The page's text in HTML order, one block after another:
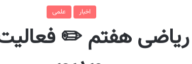
اخبار علمی
جواب صفحه ۱۰۵ ریاضی هفتم